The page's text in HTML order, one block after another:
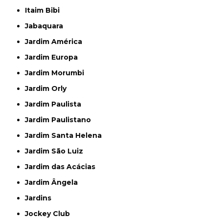
Itaim Bibi
Jabaquara
Jardim América
Jardim Europa
Jardim Morumbi
Jardim Orly
Jardim Paulista
Jardim Paulistano
Jardim Santa Helena
Jardim São Luiz
Jardim das Acácias
Jardim Ângela
Jardins
Jockey Club